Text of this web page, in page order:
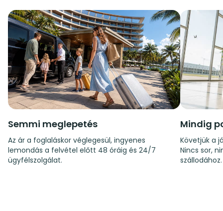
Semmi meglepetés
Az ár a foglaláskor véglegesül, ingyenes
lemondás a felvétel előtt 48 óráig és 24/7
ügyfélszolgálat.
Mindig
Követjük a
Nincs sor,
szállodához.